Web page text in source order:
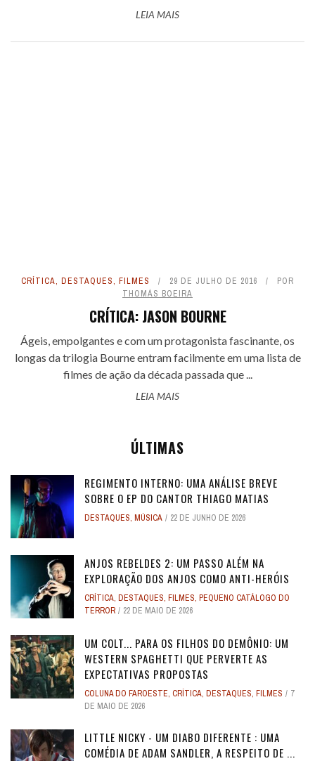
LEIA MAIS
CRÍTICA, DESTAQUES, FILMES 29 DE JULHO DE 2016
POR
THOMÁS BOEIRA
CRÍTICA: JASON BOURNE
Ágeis, empolgantes e com um protagonista fascinante, os
longas da trilogia Bourne entram facilmente em uma lista de
filmes de ação da década passada que ...
LEIA MAIS
ÚLTIMAS
REGIMENTO INTERNO: UMA ANÁLISE BREVE
SOBRE O EP DO CANTOR THIAGO MATIAS
DESTAQUES, MÚSICA 22 DE JUNHO DE 2026
ANJOS REBELDES 2: UM PASSO ALÉM NA
EXPLORAÇÃO DOS ANJOS COMO ANTI-HERÓIS
CRÍTICA, DESTAQUES, FILMES, PEQUENO CATÁLOGO DO
TERROR
22 DE MAIO DE 2026
UM COLT... PARA OS FILHOS DO DEMÔNIO: UM
WESTERN SPAGHETTI QUE PERVERTE AS
EXPECTATIVAS PROPOSTAS
COLUNA DO FAROESTE, CRÍTICA, DESTAQUES, FILMES
7
DE MAIO DE 2026
LITTLE NICKY - UM DIABO DIFERENTE : UMA
COMÉDIA DE ADAM SANDLER, A RESPEITO DE ...